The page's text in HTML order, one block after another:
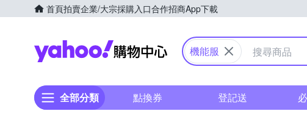
首頁拍賣企業/大宗採購入口合作招商App下載
Yahoo購物中心
機能服
全部分類 點換券 登記送